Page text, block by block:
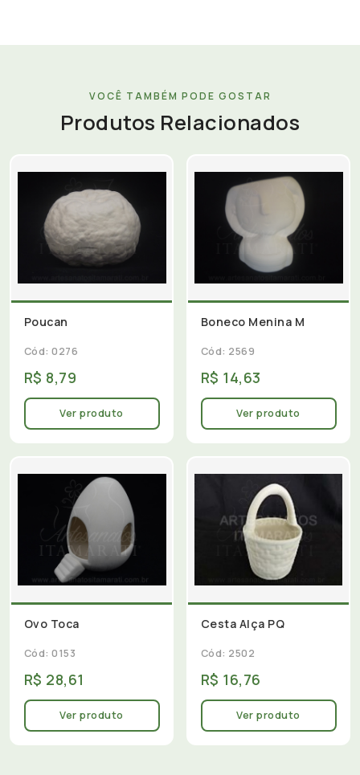
VOCÊ TAMBÉM PODE GOSTAR
Produtos Relacionados
Poucan
Cód: 0276
R$ 8,79
Ver produto
Boneco Menina M
Cód: 2569
R$ 14,63
Ver produto
Ovo Toca
Cód: 0153
R$ 28,61
Ver produto
Cesta Alça PQ
Cód: 2502
R$ 16,76
Ver produto